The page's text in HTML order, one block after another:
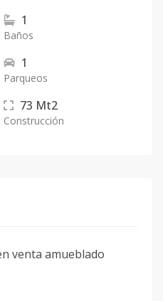
1
Baños
1
Parqueos
73 Mt2
Construcción
venta amueblado